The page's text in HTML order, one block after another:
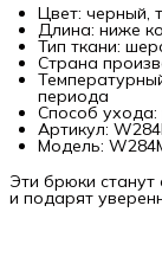
Цвет: черный,
Длина: ниже
Тип ткани:
Страна
периода
Способ ухода:
Артикул:
Модель:
Эти брюки
и подарят